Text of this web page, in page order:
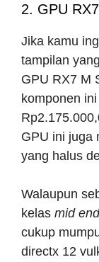
2. GPU
Jika kamu
tampilan
GPU RX7 M
komponen
GPU ini juga
yang halus
Walaupun
kelas mid end
cukup
directx 12